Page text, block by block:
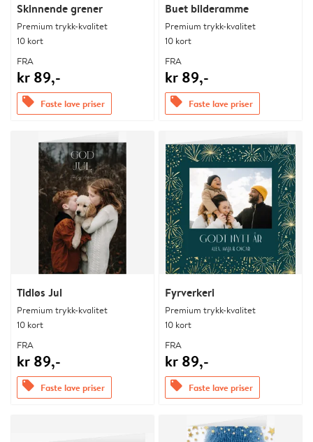
Skinnende grener
Premium trykk-kvalitet
10 kort
FRA
kr 89,-
offers Faste lave priser
Buet bilderamme
Premium trykk-kvalitet
10 kort
FRA
kr 89,-
offers Faste lave priser
Tidløs Jul
Premium trykk-kvalitet
10 kort
FRA
kr 89,-
offers Faste lave priser
Fyrverkeri
Premium trykk-kvalitet
10 kort
FRA
kr 89,-
offers Faste lave priser